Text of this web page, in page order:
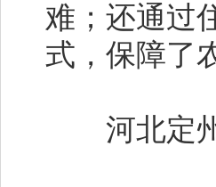
难；还通过
式，保障了
河北定